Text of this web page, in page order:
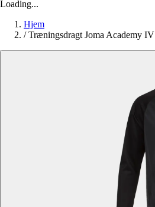
Loading...
Hjem
/ Træningsdragt Joma Academy IV